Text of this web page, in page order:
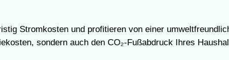
Stromkosten und profitieren von einer
sondern auch den CO₂-Fußabdruck Ihres